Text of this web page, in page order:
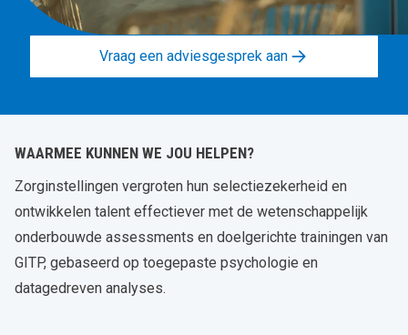
Vraag een adviesgesprek aan
WAARMEE KUNNEN WE JOU HELPEN?
Zorginstellingen vergroten hun selectiezekerheid en
ontwikkelen talent effectiever met de wetenschappelijk
onderbouwde assessments en doelgerichte trainingen van
GITP, gebaseerd op toegepaste psychologie en
datagedreven analyses.